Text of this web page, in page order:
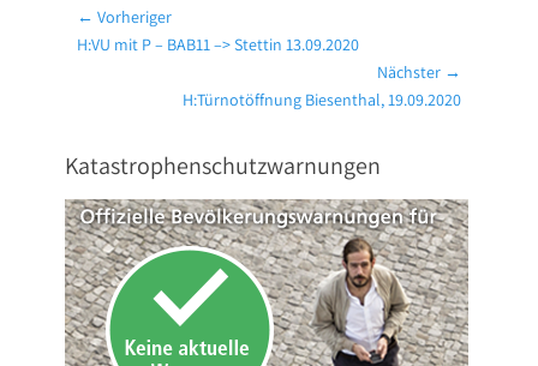
Beitragsnavigation
← Vorheriger
Vorheriger
H:VU mit P – BAB11 –> Stettin 13.09.2020
Nächster →
H:Türnotöffnung Biesenthal, 19.09.2020
Katastrophenschutzwarnungen